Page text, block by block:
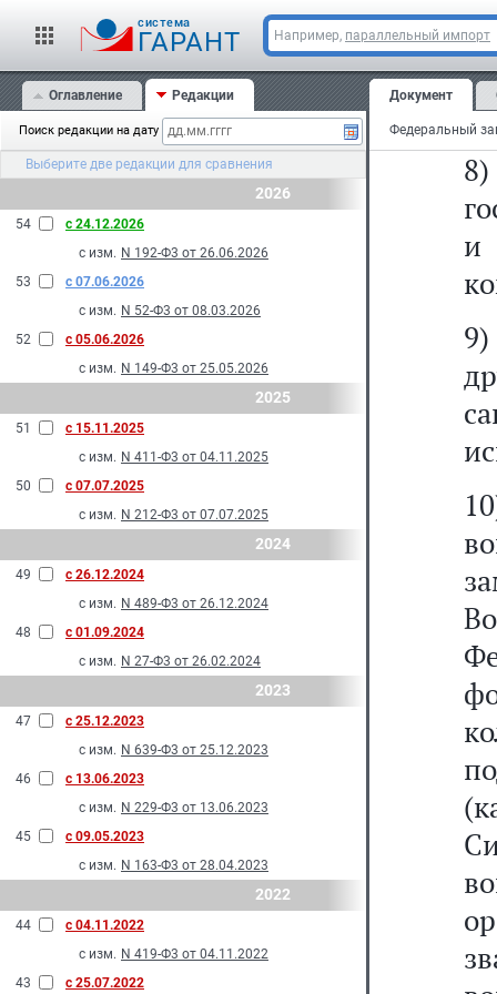
cистема
ГАРАНТ Например, параллельный импорт
Оглавление Редакции
Поиск редакции на дату
Выберите две редакции для сравнения
2026
54
с 24.12.2026
с изм. N 192-Ф3 от 26.06.2026
53
с 07.06.2026
с изм. N 52-Ф3 от 08.03.2026
52
с 05.06.2026
с изм. N 149-Ф3 от 25.05.2026
2025
51
с 15.11.2025
с изм. N 411-Ф3 от 04.11.2025
50
с 07.07.2025
с изм. N 212-Ф3 от 07.07.2025
2024
49
с 26.12.2024
с изм. N 489-Ф3 от 26.12.2024
48
с 01.09.2024
с изм. N 27-Ф3 от 26.02.2024
2023
47
с 25.12.2023
с изм. N 639-Ф3 от 25.12.2023
46
с 13.06.2023
с изм. N 229-Ф3 от 13.06.2023
45
с 09.05.2023
с изм. N 163-Ф3 от 28.04.2023
2022
44
с 04.11.2022
с изм. N 419-Ф3 от 04.11.2022
43
с 25.07.2022
Документ
и